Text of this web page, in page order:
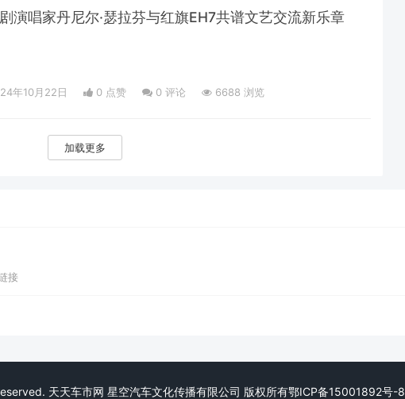
演唱家丹尼尔·瑟拉芬与红旗EH7共谱文艺交流新乐章
年10月22日 0 点赞 0 评论 6688 浏览
加载更多
接
天天车市网 星空汽车文化传播有限公司 版权所有鄂ICP备15001892号-8